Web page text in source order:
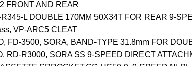
FRONT AND REAR
L DOUBLE 170MM 50X34T FOR REAR 9-
VP-ARC5 CLEAT
FD-3500, SORA, BAND-TYPE 31.8mm FOR
RD-R3000, SORA SS 9-SPEED DIRECT